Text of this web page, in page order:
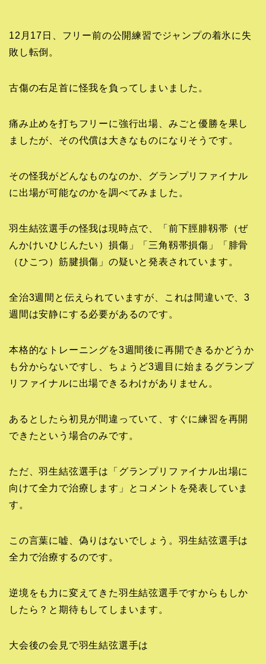
12月17日、フリー前の公開練習でジャンプの着氷に失
敗し転倒。
古傷の右足首に怪我を負ってしまいました。
痛み止めを打ちフリーに強行出場、みごと優勝を果し
ましたが、その代償は大きなものになりそうです。
その怪我がどんなものなのか、グランプリファイナル
に出場が可能なのかを調べてみました。
羽生結弦選手の怪我は現時点で、「前下脛腓靱帯（ぜ
んかけいひじんたい）損傷」「三角靱帯損傷」「腓骨
（ひこつ）筋腱損傷」の疑いと発表されています。
全治3週間と伝えられていますが、これは間違いで、3
週間は安静にする必要があるのです。
本格的なトレーニングを3週間後に再開できるかどうか
も分からないですし、ちょうど3週目に始まるグランプ
リファイナルに出場できるわけがありません。
あるとしたら初見が間違っていて、すぐに練習を再開
できたという場合のみです。
ただ、羽生結弦選手は「グランプリファイナル出場に
向けて全力で治療します」とコメントを発表していま
す。
この言葉に嘘、偽りはないでしょう。羽生結弦選手は
全力で治療するのです。
逆境をも力に変えてきた羽生結弦選手ですからもしか
したら？と期待もしてしまいます。
大会後の会見で羽生結弦選手は